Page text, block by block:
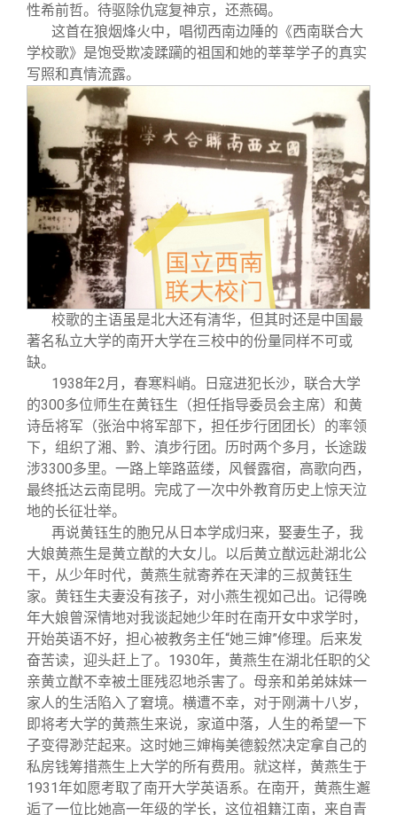
性希前哲。待驱除仇寇复神京，还燕碣。
这首在狼烟烽火中，唱彻西南边陲的《西南联合大
学校歌》是饱受欺凌蹂躏的祖国和她的莘莘学子的真实
写照和真情流露。
校歌的主语虽是北大还有清华，但其时还是中国最
著名私立大学的南开大学在三校中的份量同样不可或
缺。
1938年2月，春寒料峭。日寇进犯长沙，联合大学
的300多位师生在黄钰生（担任指导委员会主席）和黄
诗岳将军（张治中将军部下，担任步行团团长）的率领
下，组织了湘、黔、滇步行团。历时两个多月，长途跋
涉3300多里。一路上筚路蓝缕，风餐露宿，高歌向西，
最终抵达云南昆明。完成了一次中外教育历史上惊天泣
地的长征壮举。
再说黄钰生的胞兄从日本学成归来，娶妻生子，我
大娘黄燕生是黄立猷的大女儿。以后黄立猷远赴湖北公
干，从少年时代，黄燕生就寄养在天津的三叔黄钰生
家。黄钰生夫妻没有孩子，对小燕生视如己出。记得晚
年大娘曾深情地对我谈起她少年时在南开女中求学时，
开始英语不好，担心被教务主任“她三婶”修理。后来发
奋苦读，迎头赶上了。1930年，黄燕生在湖北任职的父
亲黄立猷不幸被土匪残忍地杀害了。母亲和弟弟妹妹一
家人的生活陷入了窘境。横遭不幸，对于刚满十八岁，
即将考大学的黄燕生来说，家道中落，人生的希望一下
子变得渺茫起来。这时她三婶梅美德毅然决定拿自己的
私房钱筹措燕生上大学的所有费用。就这样，黄燕生于
1931年如愿考取了南开大学英语系。在南开，黄燕生邂
逅了一位比她高一年级的学长，这位祖籍江南，来自青